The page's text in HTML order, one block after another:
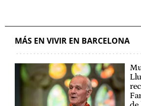
MÁS EN VIVIR EN BARCELONA